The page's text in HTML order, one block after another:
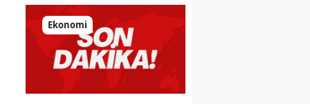
Tarihin
milletlerin
önüne
koyduğu
ayna!
Ekonomi